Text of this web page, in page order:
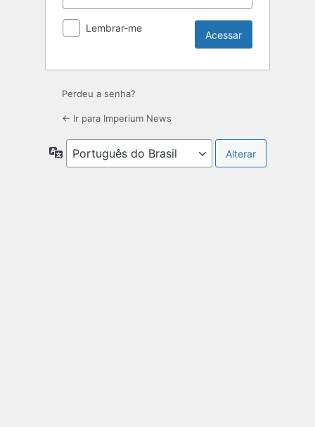
Lembrar-me
Perdeu a senha?
← Ir para Imperium News
Idioma